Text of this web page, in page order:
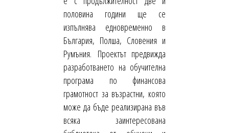
половина години ще се
изпълнява едновременно в
България, Полша, Словения и
Румъния. Проектът предвижда
разработването на обучителна
програма по финансова
грамотност за възрастни, която
може да бъде реализирана във
всяка заинтересована